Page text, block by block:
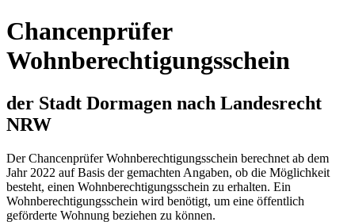
Chancenprüfer
Wohnberechtigungsschein
der Stadt Dormagen nach Landesrecht
NRW
Der Chancenprüfer Wohnberechtigungsschein berechnet ab dem
Jahr 2022 auf Basis der gemachten Angaben, ob die Möglichkeit
besteht, einen Wohnberechtigungsschein zu erhalten. Ein
Wohnberechtigungsschein wird benötigt, um eine öffentlich
geförderte Wohnung beziehen zu können.